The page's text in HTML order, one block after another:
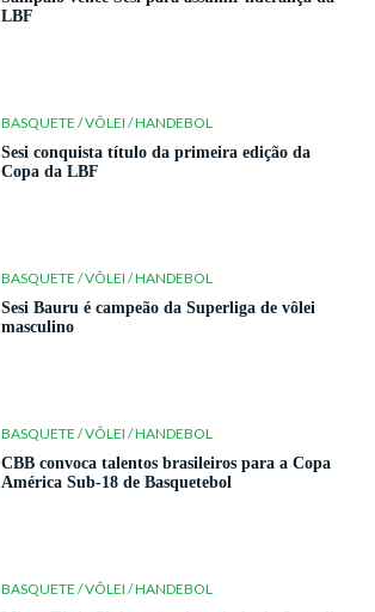
LBF
BASQUETE / VÔLEI / HANDEBOL
Sesi conquista título da primeira edição da
Copa da LBF
BASQUETE / VÔLEI / HANDEBOL
Sesi Bauru é campeão da Superliga de vôlei
masculino
BASQUETE / VÔLEI / HANDEBOL
CBB convoca talentos brasileiros para a Copa
América Sub-18 de Basquetebol
BASQUETE / VÔLEI / HANDEBOL